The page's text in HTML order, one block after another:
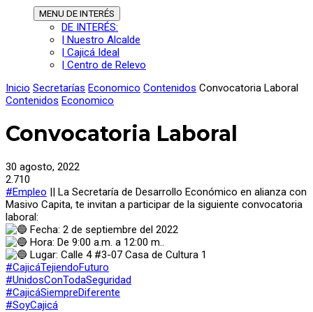
MENU DE INTERÉS
DE INTERÉS:
| Nuestro Alcalde
| Cajicá Ideal
| Centro de Relevo
Inicio Secretarías Economico Contenidos Convocatoria Laboral
Contenidos Economico
Convocatoria Laboral
30 agosto, 2022
2.710
#Empleo || La Secretaría de Desarrollo Económico en alianza con
Masivo Capita, te invitan a participar de la siguiente convocatoria
laboral:
Fecha: 2 de septiembre del 2022
Hora: De 9:00 a.m. a 12:00 m..
Lugar: Calle 4 #3-07 Casa de Cultura 1
#CajicáTejiendoFuturo
#UnidosConTodaSeguridad
#CajicáSiempreDiferente
#SoyCajicá